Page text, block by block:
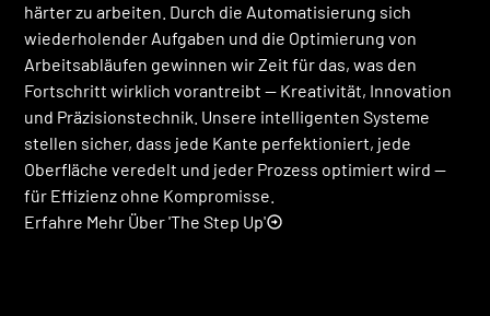
härter zu arbeiten. Durch die Automatisierung sich
wiederholender Aufgaben und die Optimierung von
Arbeitsabläufen gewinnen wir Zeit für das, was den
Fortschritt wirklich vorantreibt — Kreativität, Innovation
und Präzisionstechnik. Unsere intelligenten Systeme
stellen sicher, dass jede Kante perfektioniert, jede
Oberfläche veredelt und jeder Prozess optimiert wird —
für Effizienz ohne Kompromisse.
Erfahre Mehr Über 'The Step Up'